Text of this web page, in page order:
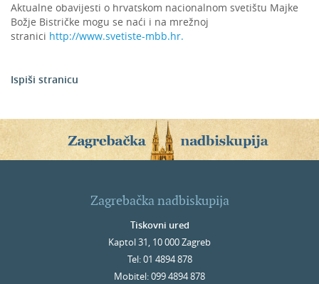
Aktualne obavijesti o hrvatskom nacionalnom svetištu Majke
Božje Bistričke mogu se naći i na mrežnoj
stranici http://www.svetiste-mbb.hr.
Ispiši stranicu
Zagrebačka nadbiskupija
Tiskovni ured
Kaptol 31, 10 000 Zagreb
Tel: 01 4894 878
Mobitel: 099 4894 878